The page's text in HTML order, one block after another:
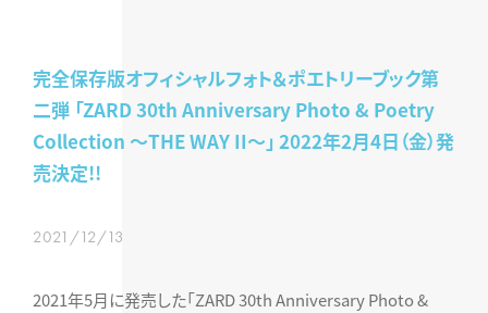
完全保存版オフィシャルフォト＆ポエトリーブック第
二弾 「ZARD 30th Anniversary Photo & Poetry
Collection 〜THE WAY II〜」 2022年2月4日（金）発
売決定!!
2021/12/13
2021年5月に発売した「ZARD 30th Anniversary Photo &